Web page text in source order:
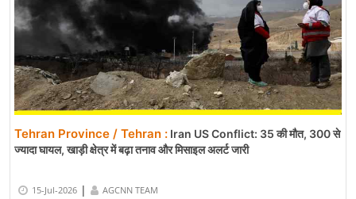
Tehran Province / Tehran : Iran US Conflict: 35 की मौत, 300 से
ज्यादा घायल, खाड़ी क्षेत्र में बढ़ा तनाव और मिसाइल अलर्ट जारी
15-Jul-2026 | AGCNN TEAM